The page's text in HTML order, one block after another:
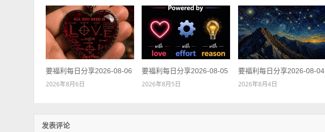
要福利每日分享2026-08-06
2026年8月6日
要福利每日分享2026-08-05
2026年8月5日
要福利每日分享2026-08-04
2026年8月4日
发表评论